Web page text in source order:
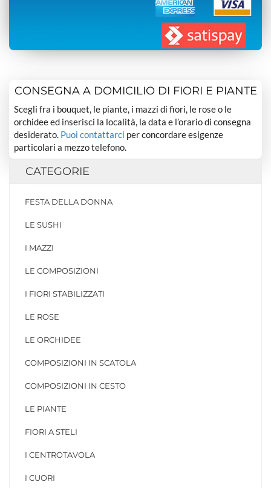
CONSEGNA A DOMICILIO DI FIORI E PIANTE
Scegli fra i bouquet, le piante, i mazzi di fiori, le rose o le
orchidee ed inserisci la località, la data e l’orario di consegna
desiderato. Puoi contattarci per concordare esigenze
particolari a mezzo telefono.
CATEGORIE
FESTA DELLA DONNA
LE SUSHI
I MAZZI
LE COMPOSIZIONI
I FIORI STABILIZZATI
LE ROSE
LE ORCHIDEE
COMPOSIZIONI IN SCATOLA
COMPOSIZIONI IN CESTO
LE PIANTE
FIORI A STELI
I CENTROTAVOLA
I CUORI